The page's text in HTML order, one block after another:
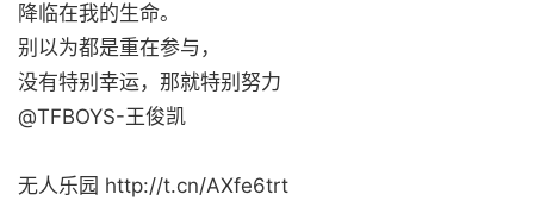
降临在我的生命。
别以为都是重在参与，
没有特别幸运，那就特别努力
@TFBOYS-王俊凯
无人乐园 http://t.cn/AXfe6trt